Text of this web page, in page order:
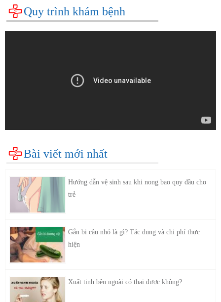
Quy trình khám bệnh
Bài viết mới nhất
Hướng dẫn vệ sinh sau khi nong bao quy đầu cho
trẻ
Gắn bi cậu nhỏ là gì? Tác dụng và chi phí thực
hiện
Xuất tinh bên ngoài có thai được không?